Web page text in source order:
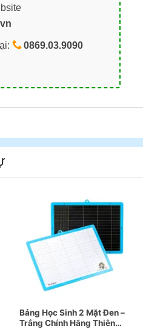
0869.03.9090
Bảng Học Sinh 2 Mặt Đen –
Trắng Chính Hãng Thiên